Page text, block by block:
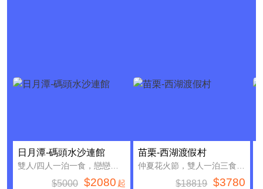
日月潭-碼頭水沙連館
$5000 $2080 起
苗栗-西湖渡假村
$18819 $3780